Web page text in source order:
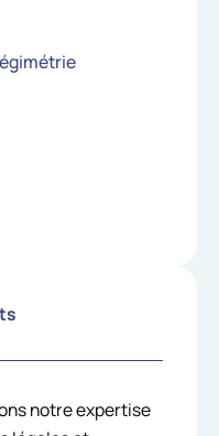
notre expertise